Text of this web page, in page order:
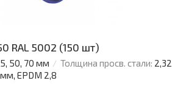
RAL 5002 (150 шт)
50, 70 мм Толщина просв. стали: 2,32
EPDM 2,8